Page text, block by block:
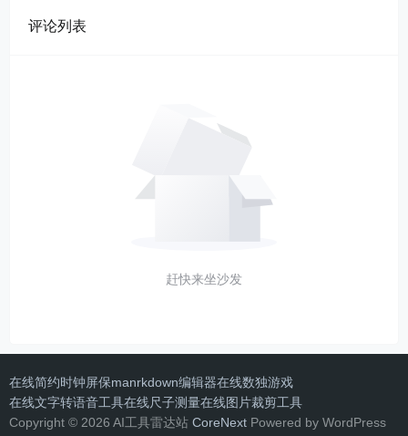
评论列表
赶快来坐沙发
在线简约时钟屏保manrkdown编辑器在线数独游戏
在线文字转语音工具在线尺子测量在线图片裁剪工具
Copyright © 2026 AI工具雷达站 CoreNext Powered by WordPress